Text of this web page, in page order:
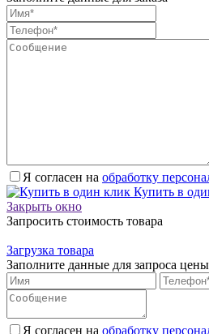
Я согласен на обработку
Купить в
Закрыть окно
Запросить стоимость товара
Загрузка товара
Заполните данные для запроса цены
Я согласен на обработку